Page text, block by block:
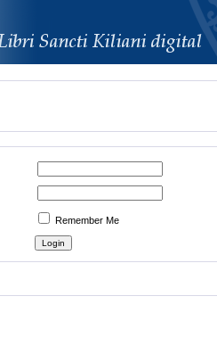
Remember Me